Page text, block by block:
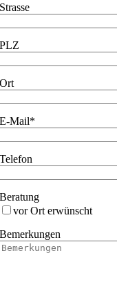
Strasse
PLZ
Ort
E-Mail*
Telefon
Beratung
vor Ort erwünscht
Bemerkungen